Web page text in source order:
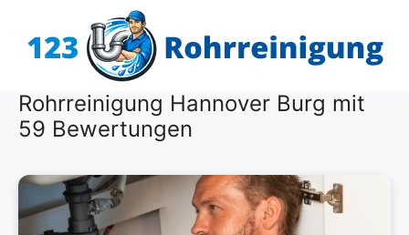
Inhalt
Rohrreinigung Hannover Burg mit
59 Bewertungen